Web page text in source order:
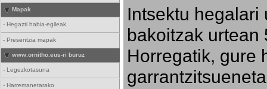
Mapak
- Hegazti habia-egileak
- Presentzia mapak
www.ornitho.eus-ri buruz
- Legezkotasuna
- Harremanetarako
Intsektu hegalari
bakoitzak urtean
Horregatik, gure